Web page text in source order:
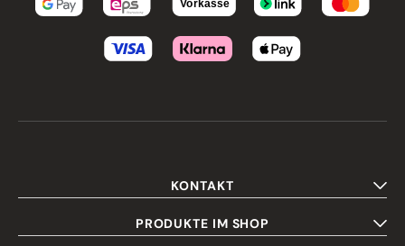
KONTAKT
PRODUKTE IM SHOP